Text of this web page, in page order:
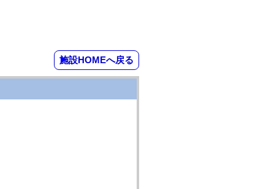
施設HOMEへ戻る